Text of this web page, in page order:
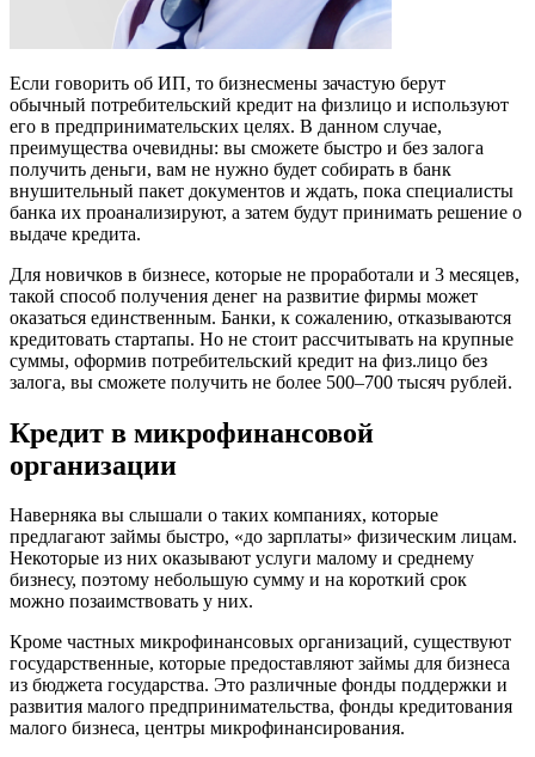
Если говорить об ИП, то бизнесмены зачастую берут
обычный потребительский кредит на физлицо и используют
его в предпринимательских целях. В данном случае,
преимущества очевидны: вы сможете быстро и без залога
получить деньги, вам не нужно будет собирать в банк
внушительный пакет документов и ждать, пока специалисты
банка их проанализируют, а затем будут принимать решение о
выдаче кредита.
Для новичков в бизнесе, которые не проработали и 3 месяцев,
такой способ получения денег на развитие фирмы может
оказаться единственным. Банки, к сожалению, отказываются
кредитовать стартапы. Но не стоит рассчитывать на крупные
суммы, оформив потребительский кредит на физ.лицо без
залога, вы сможете получить не более 500–700 тысяч рублей.
Кредит в микрофинансовой
организации
Наверняка вы слышали о таких компаниях, которые
предлагают займы быстро, «до зарплаты» физическим лицам.
Некоторые из них оказывают услуги малому и среднему
бизнесу, поэтому небольшую сумму и на короткий срок
можно позаимствовать у них.
Кроме частных микрофинансовых организаций, существуют
государственные, которые предоставляют займы для бизнеса
из бюджета государства. Это различные фонды поддержки и
развития малого предпринимательства, фонды кредитования
малого бизнеса, центры микрофинансирования.